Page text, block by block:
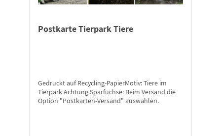
Postkarte Tierpark Tiere
Gedruckt auf Recycling-PapierMotiv: Tiere im
Tierpark Achtung Sparfüchse: Beim Versand die
Option "Postkarten-Versand" auswählen.